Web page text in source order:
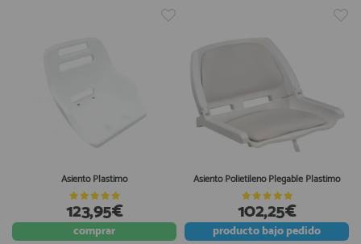
Asiento Plastimo
123,95€
comprar
Asiento Polietileno Plegable Plastimo
102,25€
productobajo pedido